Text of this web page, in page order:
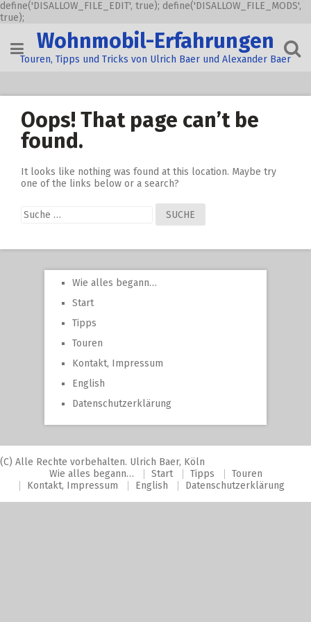
define('DISALLOW_FILE_EDIT', true); define('DISALLOW_FILE_MODS',
true);
content
Wohnmobil-Erfahrungen
Touren, Tipps und Tricks von Ulrich Baer und Alexander Baer
Oops! That page can’t be
found.
It looks like nothing was found at this location. Maybe try
one of the links below or a search?
Suche
nach:
Wie alles begann…
Start
Tipps
Touren
Kontakt, Impressum
English
Datenschutzerklärung
(C) Alle Rechte vorbehalten. Ulrich Baer, Köln
Wie alles begann…
Start Tipps
Touren
Kontakt, Impressum
English Datenschutzerklärung